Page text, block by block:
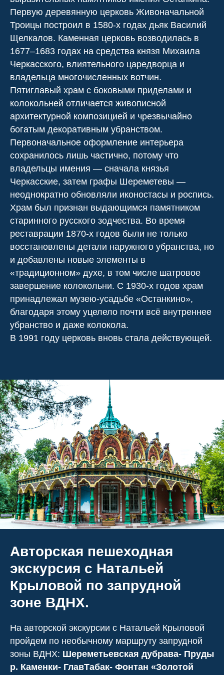
Первую деревянную церковь Живоначальной
Троицы построил в 1580-х годах дьяк Василий
Щелкалов. Каменная церковь возводилась в
1677–1683 годах на средства князя Михаила
Черкасского, влиятельного царедворца и
владельца многочисленных вотчин.
Пятиглавый храм с боковыми приделами и
колокольней отличается живописной
архитектурной композицией и чрезвычайно
богатым декоративным убранством.
Первоначальное оформление интерьера
сохранилось лишь частично, потому что
владельцы имения — сначала князья
Черкасские, затем графы Шереметевы —
неоднократно обновляли иконостасы и роспись.
Храм был признан выдающимся памятником
старинного русского зодчества. Во время
реставрации 1870-х годов были не только
восстановлены детали наружного убранства, но
и добавлены новые элементы в
«традиционном» духе, в том числе шатровое
завершение колокольни. С 1930-х годов храм
принадлежал музею-усадьбе «Останкино»,
благодаря этому уцелело почти всё внутреннее
убранство и даже колокола.
В 1991 году церковь вновь стала действующей.
Авторская пешеходная
экскурсия с Натальей
Крыловой по запрудной
зоне ВДНХ.
На авторской экскурсии с Натальей Крыловой
пройдем по необычному маршруту запрудной
зоны ВДНХ: Шереметьевская дубрава- Пруды
р. Каменки- ГлавТабак- Фонтан «Золотой